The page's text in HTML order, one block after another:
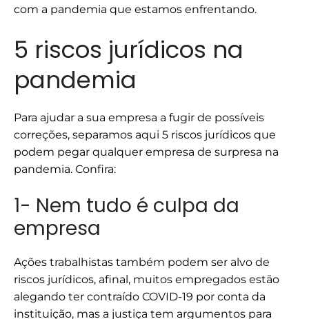
com a pandemia que estamos enfrentando.
5 riscos jurídicos na
pandemia
Para ajudar a sua empresa a fugir de possíveis
correções, separamos aqui 5 riscos jurídicos que
podem pegar qualquer empresa de surpresa na
pandemia. Confira:
1- Nem tudo é culpa da
empresa
Ações trabalhistas também podem ser alvo de
riscos jurídicos, afinal, muitos empregados estão
alegando ter contraído COVID-19 por conta da
instituição, mas a justiça tem argumentos para